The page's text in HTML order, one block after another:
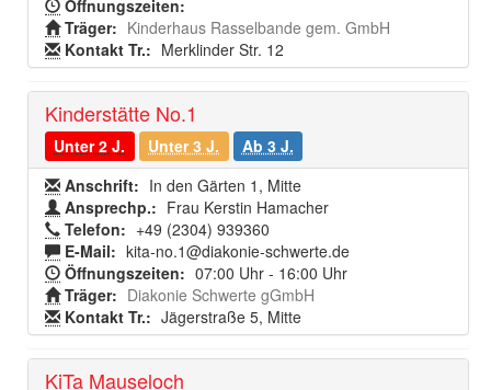
Öffnungszeiten:
Träger: Kinderhaus Rasselbande gem. GmbH
Kontakt Tr.: Merklinder Str. 12
Kinderstätte No.1
Unter 2 J. Unter 3 J.
Ab 3 J.
Anschrift: In den Gärten 1, Mitte
Ansprechp.: Frau Kerstin Hamacher
Telefon: +49 (2304) 939360
E-Mail: kita-no.1@diakonie-schwerte.de
Öffnungszeiten: 07:00 Uhr - 16:00 Uhr
Träger: Diakonie Schwerte gGmbH
Kontakt Tr.: Jägerstraße 5, Mitte
KiTa Mauseloch